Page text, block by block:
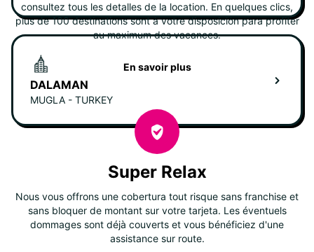
DALAMAN
MUGLA - TURKEY
consultez tous les detalles de la location. En quelques clics,
plus de 100 destinations sont à votre disposición para profiter
au maximum des vacances.
En savoir plus
Super Relax
Nous vous offrons une cobertura tout risque sans franchise et
sans bloquer de montant sur votre tarjeta. Les éventuels
dommages sont déjà couverts et vous bénéficiez d'une
assistance sur route.